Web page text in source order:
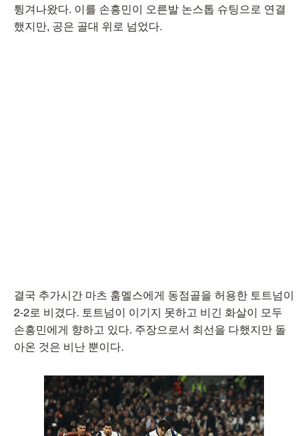
튕겨나왔다. 이를 손흥민이 오른발 논스톱 슈팅으로 연결
했지만, 공은 골대 위로 넘었다.
결국 추가시간 마츠 훔멜스에게 동점골을 허용한 토트넘이
2-2로 비겼다. 토트넘이 이기지 못하고 비긴 화살이 모두
손흥민에게 향하고 있다. 주장으로서 최선을 다했지만 돌
아온 것은 비난 뿐이다.